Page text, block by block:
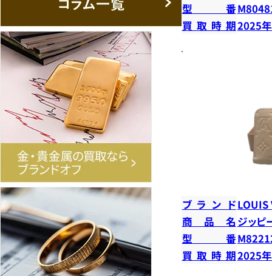
型番
買取時期2025
ブランドLOUIS
商品名 ジッピ
型番
買取時期2025